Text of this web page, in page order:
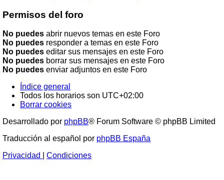
Permisos del foro
No puedes abrir nuevos temas en este Foro
No puedes responder a temas en este Foro
No puedes editar sus mensajes en este Foro
No puedes borrar sus mensajes en este Foro
No puedes enviar adjuntos en este Foro
Índice general
Todos los horarios son UTC+02:00
Borrar cookies
Desarrollado por phpBB® Forum Software © phpBB Limited
Traducción al español por phpBB España
Privacidad
Condiciones